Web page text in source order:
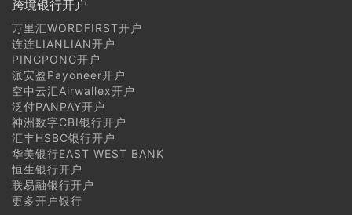
跨境银行开户
万里汇WORDFIRST开户
连连LIANLIAN开户
PINGPONG开户
派安盈Payoneer开户
空中云汇Airwallex开户
泛付PANPAY开户
神洲数字CBI银行开户
汇丰HSBC银行开户
华美银行EAST WEST BANK
恒生银行开户
联易融银行开户
更多开户银行